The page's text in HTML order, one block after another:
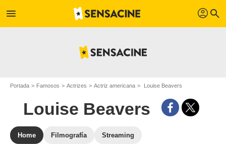
menu profil search
Portada Famosos Actrizes Actriz americana Louise Beavers
Louise Beavers
Home Filmografía Streaming